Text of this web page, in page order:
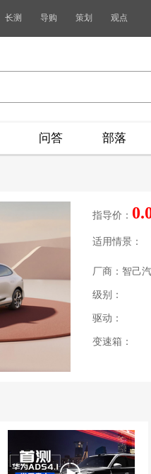
长测 导购 策划 观点
问答 部落
指导价：
适用情景：
厂商：智己
级别：
驱动：
变速箱：